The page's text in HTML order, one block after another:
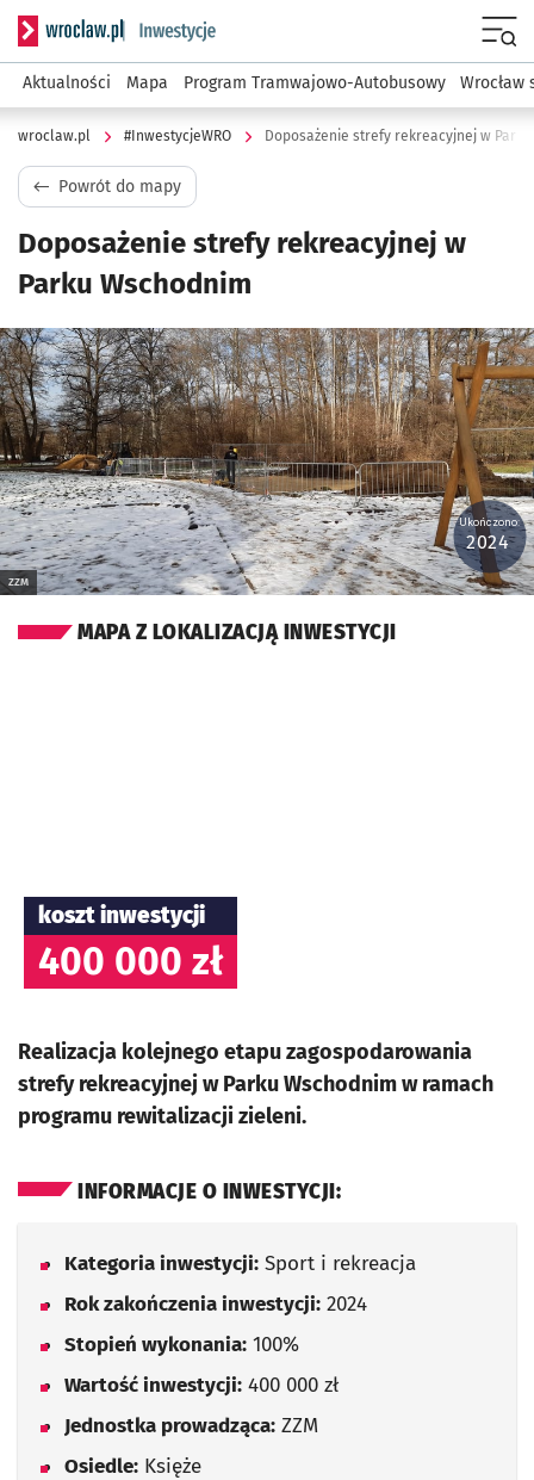
Serwis informacyjny wroclaw.pl podserwis:
Aktualności Mapa Program Tramwajowo-Autobusowy Wrocław
wroclaw.pl #InwestycjeWRO Doposażenie strefy rekreacyjnej w
Powrót do mapy
Doposażenie strefy rekreacyjnej w
Parku Wschodnim
Kliknij, aby powiększyć
ZZM
Ukończono:
2024
MAPA Z LOKALIZACJĄ INWESTYCJI
koszt inwestycji
400 000 zł
Realizacja kolejnego etapu zagospodarowania
strefy rekreacyjnej w Parku Wschodnim w ramach
programu rewitalizacji zieleni.
INFORMACJE O INWESTYCJI:
Kategoria inwestycji: Sport i rekreacja
Rok zakończenia inwestycji: 2024
Stopień wykonania: 100%
Wartość inwestycji: 400 000 zł
Jednostka prowadząca: ZZM
Osiedle: Księże